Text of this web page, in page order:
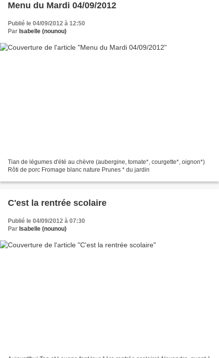
Menu du Mardi 04/09/2012
Publié le 04/09/2012 à 12:50
Par Isabelle (nounou)
Tian de légumes d'été au chèvre (aubergine, tomate*, courgette*, oignon*)
Rôti de porc Fromage blanc nature Prunes * du jardin
C'est la rentrée scolaire
Publié le 04/09/2012 à 07:30
Par Isabelle (nounou)